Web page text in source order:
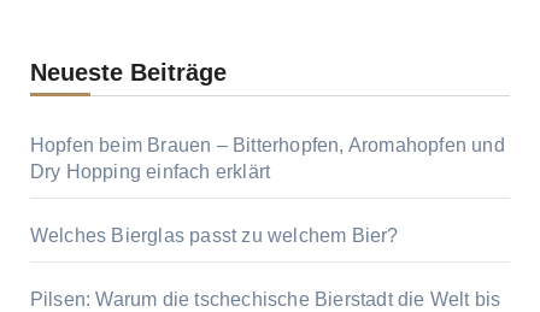
Neueste Beiträge
Hopfen beim Brauen – Bitterhopfen, Aromahopfen und
Dry Hopping einfach erklärt
Welches Bierglas passt zu welchem Bier?
Pilsen: Warum die tschechische Bierstadt die Welt bis